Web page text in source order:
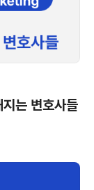
는 변호사들